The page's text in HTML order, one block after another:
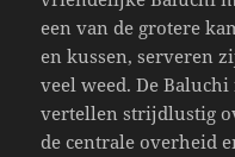
een van de grotere
en kussen, serveren
veel weed. De
vertellen strijdlustig
de centrale overheid